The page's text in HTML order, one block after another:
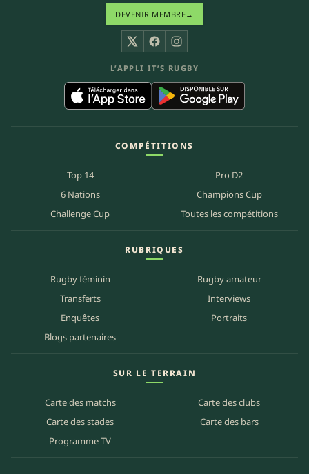
DEVENIR MEMBRE→
X FacebookInstagram
L’APPLI IT’S RUGBY
COMPÉTITIONS
Top 14
Pro D2
6 Nations
Champions Cup
Challenge Cup
Toutes les compétitions
RUBRIQUES
Rugby féminin
Rugby amateur
Transferts
Interviews
Enquêtes
Portraits
Blogs partenaires
SUR LE TERRAIN
Carte des matchs
Carte des clubs
Carte des stades
Carte des bars
Programme TV